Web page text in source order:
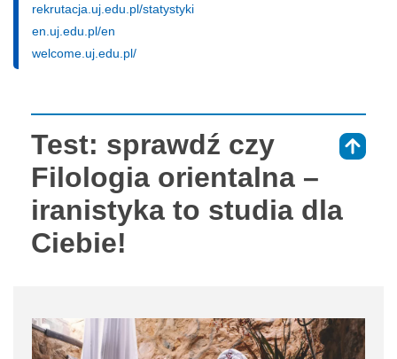
rekrutacja.uj.edu.pl/statystyki
en.uj.edu.pl/en
welcome.uj.edu.pl/
Test: sprawdź czy
Filologia orientalna –
iranistyka to studia dla
Ciebie!